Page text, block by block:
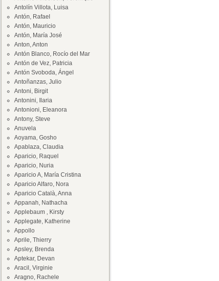
Antolín Villota, Luisa
Antón, Rafael
Antón, Mauricio
Antón, María José
Anton, Anton
Antón Blanco, Rocío del Mar
Antón de Vez, Patricia
Antón Svoboda, Ángel
Antoñanzas, Julio
Antoni, Birgit
Antonini, Ilaria
Antonioni, Eleanora
Antony, Steve
Anuvela
Aoyama, Gosho
Apablaza, Claudia
Aparicio, Raquel
Aparicio, Nuria
Aparicio A, María Cristina
Aparicio Alfaro, Nora
Aparicio Català, Anna
Appanah, Nathacha
Applebaum , Kirsty
Applegate, Katherine
Appollo
Aprile, Thierry
Apsley, Brenda
Aptekar, Devan
Aracil, Virginie
Aragno, Rachele